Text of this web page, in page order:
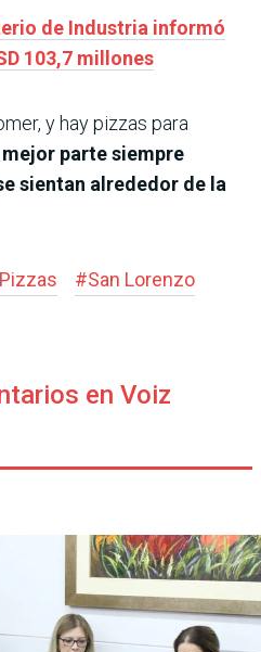
de Industria informó
103,7 millones
y hay pizzas para
parte siempre
sientan alrededor de la
Pizzas #San Lorenzo
en Voiz